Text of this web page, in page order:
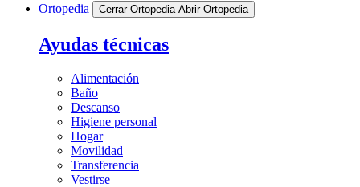
Ortopedia Cerrar Ortopedia Abrir Ortopedia
Ayudas técnicas
Alimentación
Baño
Descanso
Higiene personal
Hogar
Movilidad
Transferencia
Vestirse